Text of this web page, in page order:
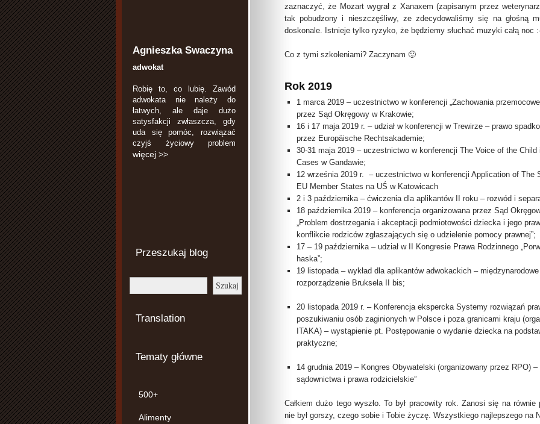
zaznaczyć, że Mozart wygrał z Xanaxem (zapisanym przez
tak pobudzony i nieszczęśliwy, ze zdecydowaliśmy się na głośną
doskonale. Istnieje tylko ryzyko, że będziemy słuchać muzyki całą noc
Co z tymi szkoleniami? Zaczynam 🙂
Rok 2019
1 marca 2019 – uczestnictwo w konferencji „Zachowania
przez Sąd Okręgowy w Krakowie;
16 i 17 maja 2019 r. – udział w konferencji w Trewirze – prawo
przez Europäische Rechtsakademie;
30-31 maja 2019 – uczestnictwo w konferencji The Voice of the
Cases w Gandawie;
12 września 2019 r. – uczestnictwo w konferencji Application of The
EU Member States na UŚ w Katowicach
2 i 3 października – ćwiczenia dla aplikantów II roku – rozwód i
18 października 2019 – konferencja organizowana przez Sąd
„Problem dostrzegania i akceptacji podmiotowości dziecka i jego
konflikcie rodziców zgłaszających się o udzielenie pomocy prawnej”;
17 – 19 października – udział w II Kongresie Prawa Rodzinnego
haska”;
19 listopada – wykład dla aplikantów adwokackich –
rozporządzenie Bruksela II bis;
20 listopada 2019 r. – Konferencja ekspercka Systemy rozwiązań
poszukiwaniu osób zaginionych w Polsce i poza granicami kraju
ITAKA) – wystąpienie pt. Postępowanie o wydanie dziecka na
praktyczne;
14 grudnia 2019 – Kongres Obywatelski (organizowany przez RPO) –
sądownictwa i prawa rodzicielskie”
Całkiem dużo tego wyszło. To był pracowity rok. Zanosi się na
nie był gorszy, czego sobie i Tobie życzę. Wszystkiego najlepszego na
Agnieszka Swaczyna
adwokat
Robię to, co lubię. Zawód
adwokata nie należy do
łatwych, ale daje dużo
satysfakcji zwłaszcza, gdy
uda się pomóc, rozwiązać
czyjś życiowy problem
więcej >>
Przeszukaj blog
Translation
Tematy główne
500+
Alimenty